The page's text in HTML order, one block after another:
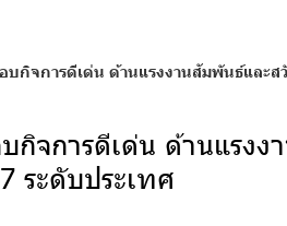
บกิจการดีเด่น ด้านแรงงานสัมพันธ์และส
กิจการดีเด่น ด้านแรง
ระดับประเทศ